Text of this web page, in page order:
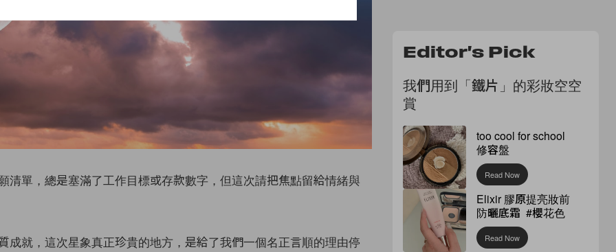
清單，總是塞滿了工作目標或存款數字，但這次請把焦點留給情緒與
成就，這次星象真正珍貴的地方，是給了我們一個名正言順的理由停
Editor's Pick
我們用到「鐵片」的彩妝空空
賞
too cool for school
修容盤
Read Now
Elixir 膠原提亮妝前
防曬底霜 #櫻花色
Read Now